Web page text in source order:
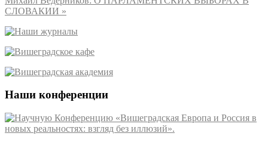
СЛОВАКИИ »
Наши конференции